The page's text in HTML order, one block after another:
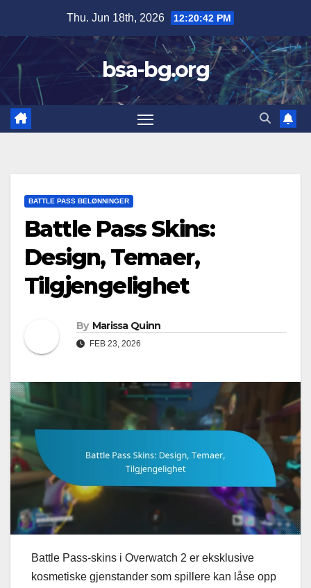
content
Thu. Jun 18th, 2026 12:20:43 PM
bsa-bg.org
BATTLE PASS BELØNNINGER
Battle Pass Skins:
Design, Temaer,
Tilgjengelighet
By Marissa Quinn
FEB 23, 2026
Battle Pass-skins i Overwatch 2 er eksklusive
kosmetiske gjenstander som spillere kan låse opp